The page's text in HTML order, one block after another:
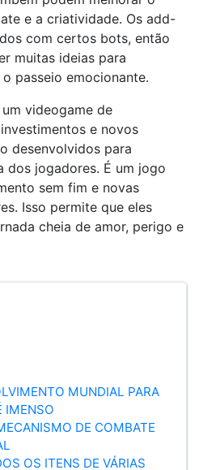
e a criatividade. Os add-
​​com certos bots, então
muitas ideias para
passeio emocionante.
videogame de
e novos
desenvolvidos para
dos jogadores. É um jogo
sem fim e novas
Isso permite que eles
cheia de amor, perigo e
MUNDIAL PARA
IMENSO
DE COMBATE
OS ITENS DE VÁRIAS